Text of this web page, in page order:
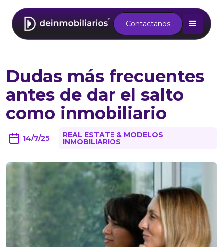
Dudas más frecuentes
antes de dar el salto
como inmobiliario
14/7/25 REAL ESTATE & MODELOS
INMOBILIARIOS
Contactanos